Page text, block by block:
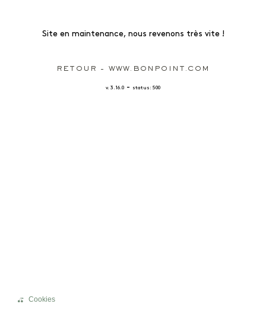
Site en maintenance, nous revenons très vite !
RETOUR - WWW.BONPOINT.COM
v. 3.16.0 - status: 500